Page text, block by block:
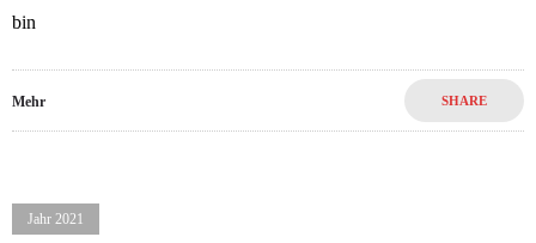
bin
Mehr SHARE
Jahr 2021